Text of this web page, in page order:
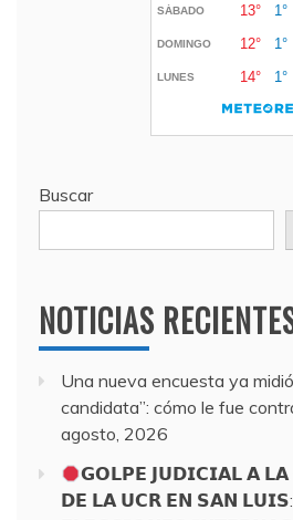
Buscar
NOTICIAS
Una nueva encuesta ya
candidata”: cómo le fue
agosto, 2026
𝗚𝗢𝗟𝗣𝗘 𝗝𝗨𝗗𝗜𝗖𝗜𝗔𝗟 𝗔
𝗗𝗘 𝗟𝗔 𝗨𝗖𝗥 𝗘𝗡 𝗦𝗔𝗡